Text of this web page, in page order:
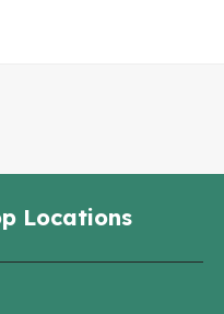
Locations